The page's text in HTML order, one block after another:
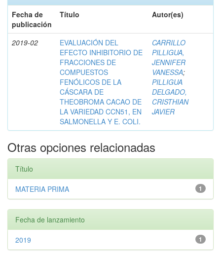
Fecha de
publicación
Título Autor(es)
2019-02
EVALUACIÓN DEL
EFECTO INHIBITORIO DE
FRACCIONES DE
COMPUESTOS
FENÓLICOS DE LA
CÁSCARA DE
THEOBROMA CACAO DE
LA VARIEDAD CCN51, EN
SALMONELLA Y E. COLI.
CARRILLO
PILLIGUA,
JENNIFER
VANESSA;
PILLIGUA
DELGADO,
CRISTHIAN
JAVIER
Otras opciones relacionadas
Título
1
MATERIA PRIMA
Fecha de lanzamiento
1
2019